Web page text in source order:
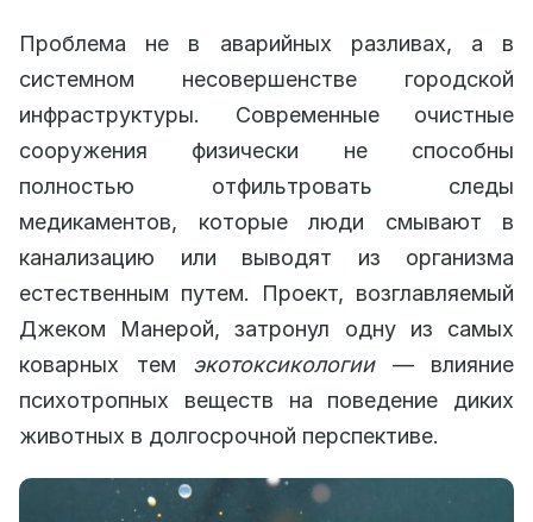
Проблема не в аварийных разливах, а в
системном несовершенстве городской
инфраструктуры. Современные очистные
сооружения физически не способны
полностью отфильтровать следы
медикаментов, которые люди смывают в
канализацию или выводят из организма
естественным путем. Проект, возглавляемый
Джеком Манерой, затронул одну из самых
коварных тем экотоксикологии— влияние
психотропных веществ на поведение диких
животных в долгосрочной перспективе.